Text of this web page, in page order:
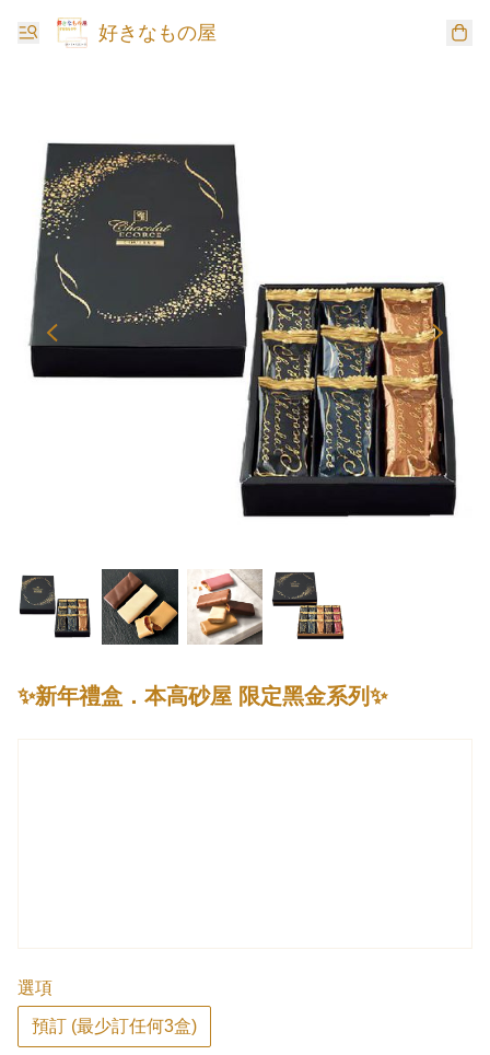
好きなもの屋
✨新年禮盒．本高砂屋 限定黑金系列✨
選項
預訂 (最少訂任何3盒)